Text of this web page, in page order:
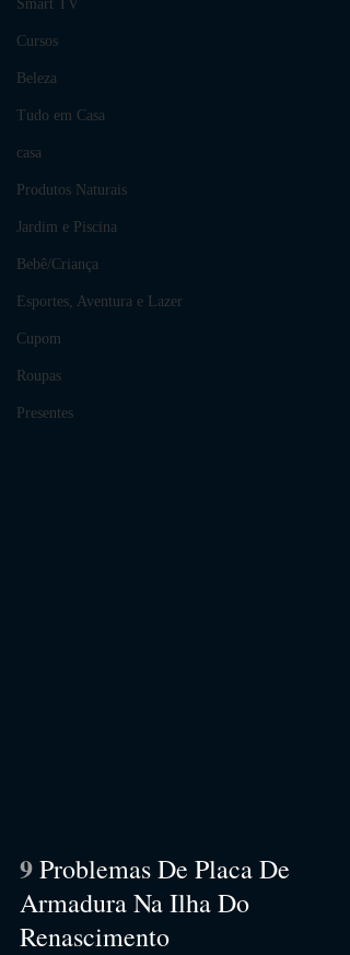
Smart TV
Cursos
Beleza
Tudo em Casa
casa
Produtos Naturais
Jardim e Piscina
Bebê/Criança
Esportes, Aventura e Lazer
Cupom
Roupas
Presentes
9 Problemas De Placa De
Armadura Na Ilha Do
Renascimento